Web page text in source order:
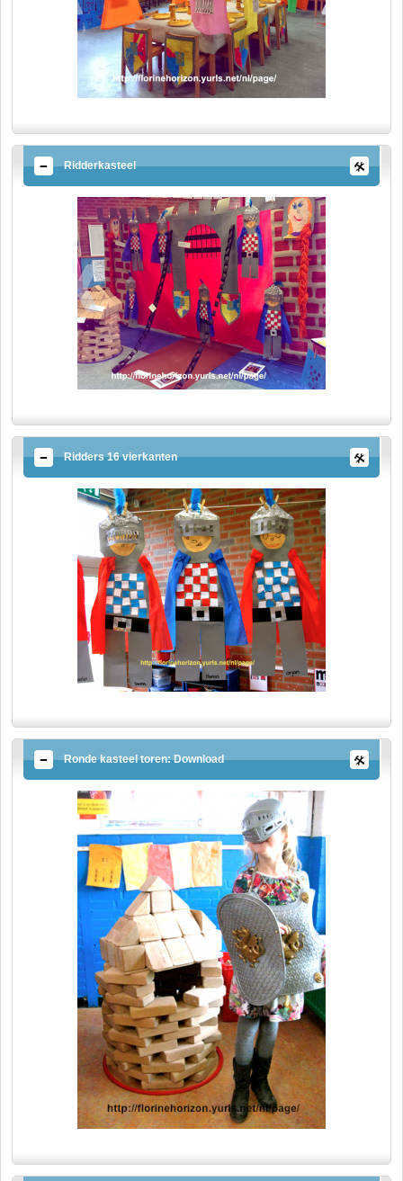
Ridderkasteel
Ridders 16 vierkanten
Ronde kasteel toren: Download